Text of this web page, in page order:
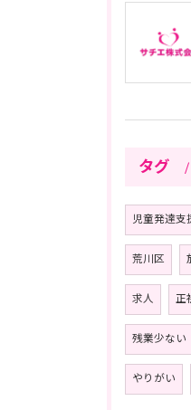
タグ
児童発達支
荒川区
求人 正
残業少ない
やりがい